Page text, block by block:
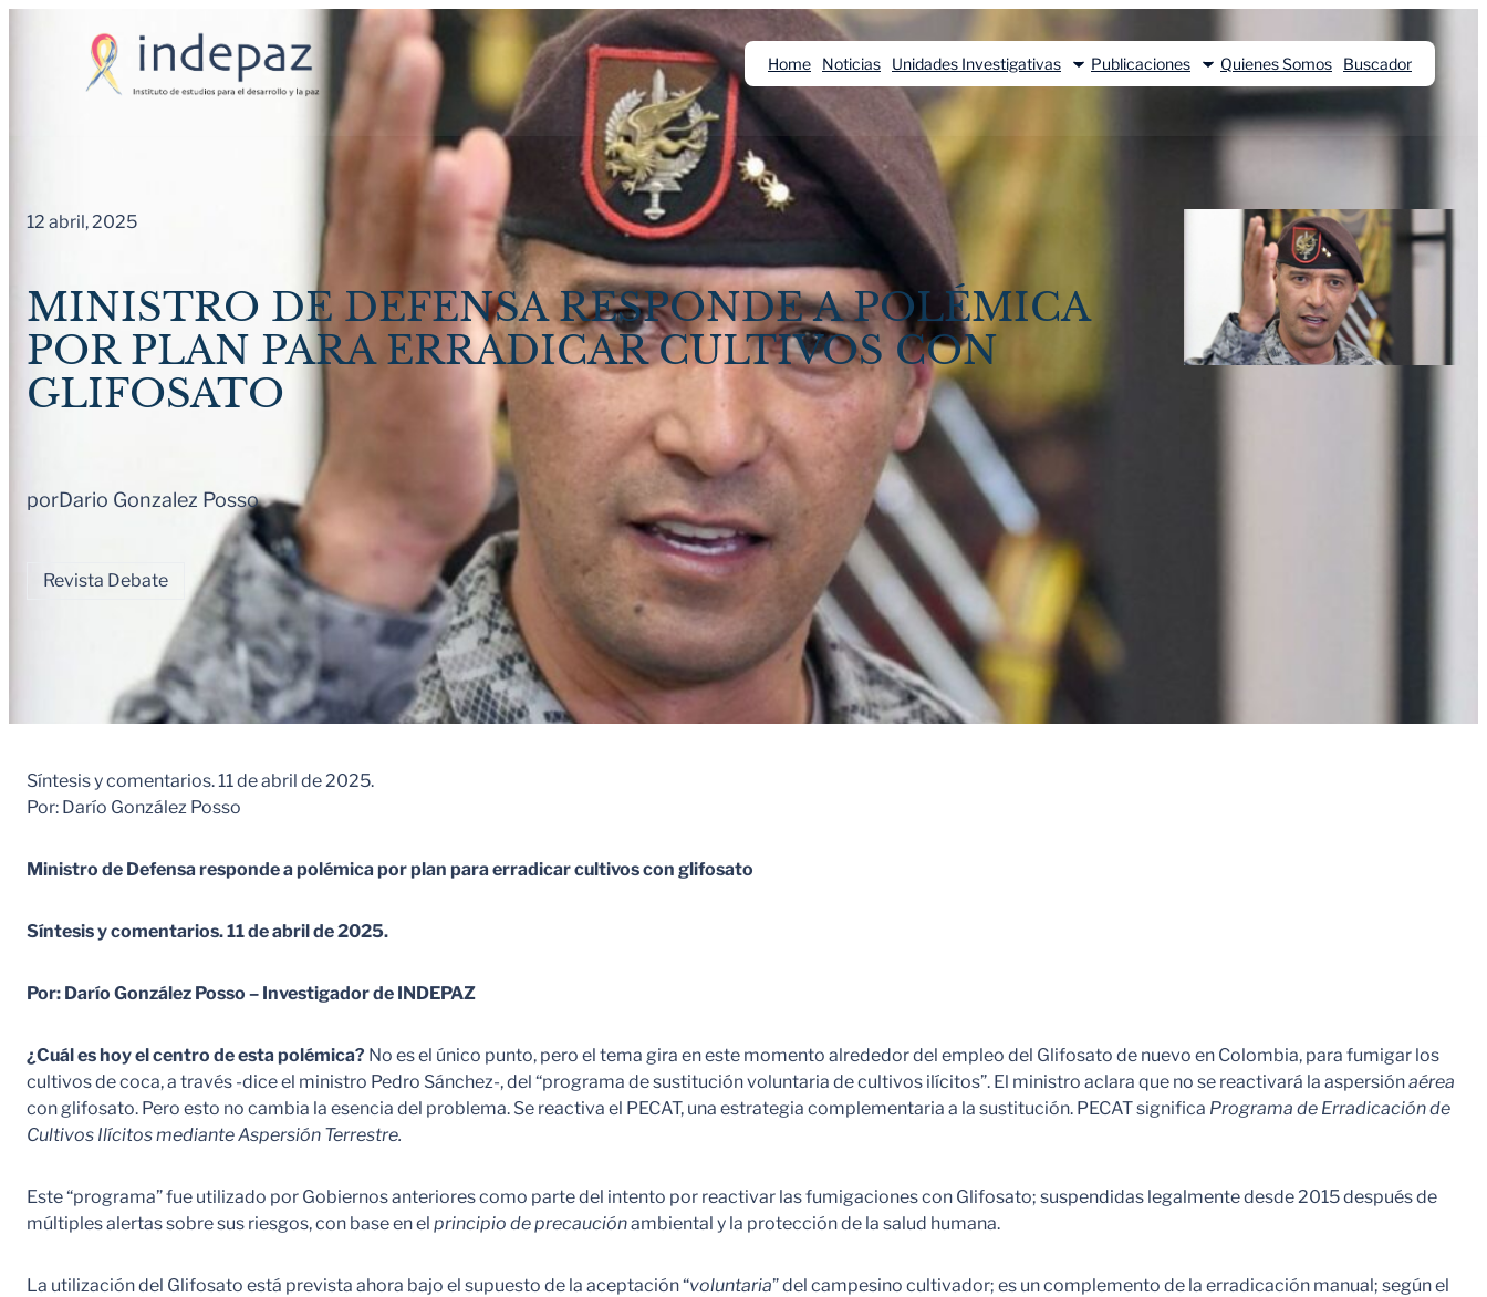
Home Noticias Unidades Investigativas Publicaciones Quienes Somos Buscador
12 abril, 2025
MINISTRO DE DEFENSA RESPONDE A POLÉMICA
POR PLAN PARA ERRADICAR CULTIVOS CON
GLIFOSATO
porDario Gonzalez Posso
Revista Debate
Síntesis y comentarios. 11 de abril de 2025.
Por: Darío González Posso
Ministro de Defensa responde a polémica por plan para erradicar cultivos con glifosato
Síntesis y comentarios. 11 de abril de 2025.
Por: Darío González Posso – Investigador de INDEPAZ
¿Cuál es hoy el centro de esta polémica? No es el único punto, pero el tema gira en este momento alrededor del empleo del Glifosato de nuevo en Colombia, para fumigar los
cultivos de coca, a través -dice el ministro Pedro Sánchez-, del “programa de sustitución voluntaria de cultivos ilícitos”. El ministro aclara que no se reactivará la aspersiónaérea
con glifosato. Pero esto no cambia la esencia del problema. Se reactiva el PECAT, una estrategia complementaria a la sustitución. PECAT significa Programa de Erradicación de
Cultivos Ilícitos mediante Aspersión Terrestre.
Este “programa” fue utilizado por Gobiernos anteriores como parte del intento por reactivar las fumigaciones con Glifosato; suspendidas legalmente desde 2015 después de
múltiples alertas sobre sus riesgos, con base en el principio de precauciónambiental y la protección de la salud humana.
La utilización del Glifosato está prevista ahora bajo el supuesto de la aceptación “voluntaria” del campesino cultivador; es un complemento de la erradicación manual; según el